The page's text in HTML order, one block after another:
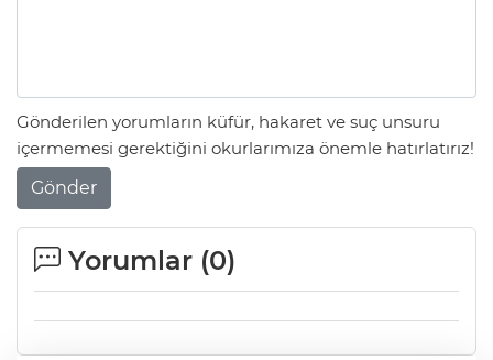
Gönderilen yorumların küfür, hakaret ve suç unsuru
içermemesi gerektiğini okurlarımıza önemle hatırlatırız!
Gönder
Yorumlar (0)